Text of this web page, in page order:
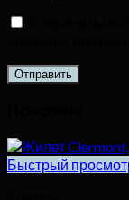
Быстрый